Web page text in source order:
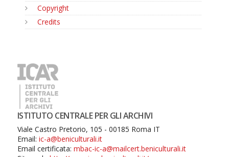
Copyright
Credits
ISTITUTO CENTRALE PER GLI ARCHIVI
Viale Castro Pretorio, 105 - 00185 Roma IT
Email: ic-a@beniculturali.it
Email certificata: mbac-ic-a@mailcert.beniculturali.it